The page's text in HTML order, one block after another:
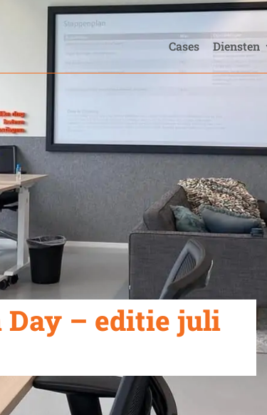
Cases Diensten
– editie juli